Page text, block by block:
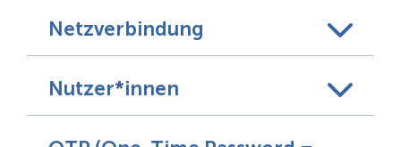
Netzverbindung
Nutzer*innen